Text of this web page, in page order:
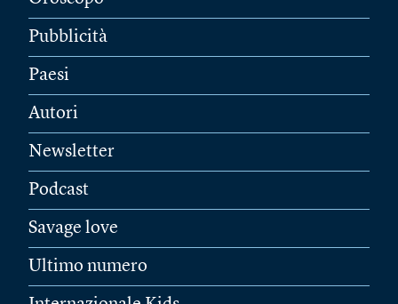
Pubblicità
Paesi
Autori
Newsletter
Podcast
Savage love
Ultimo numero